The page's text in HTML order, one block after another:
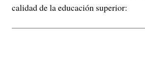
calidad de la educación superior: